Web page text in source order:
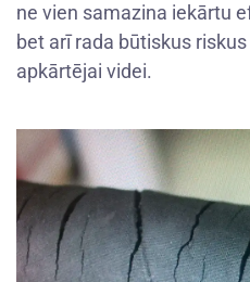
ne vien samazina iekārtu
bet arī rada būtiskus
apkārtējai videi.